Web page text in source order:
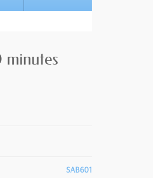
minutes
SAB601